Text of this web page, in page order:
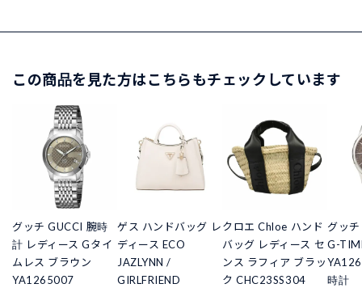
この商品を見た方はこちらもチェックしています
グッチ GUCCI 腕時
計 レディース Gタイ
ムレス ブラウン
YA1265007
ゲス ハンドバッグ レ
ディース ECO
JAZLYNN /
GIRLFRIEND
クロエ Chloe ハンド
バッグ レディース セ
ンス ラフィア ブラッ
ク CHC23SS304
グッ
G-
時計